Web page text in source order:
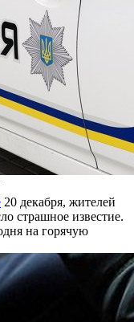
20 декабря, жителей
страшное известие.
на горячую